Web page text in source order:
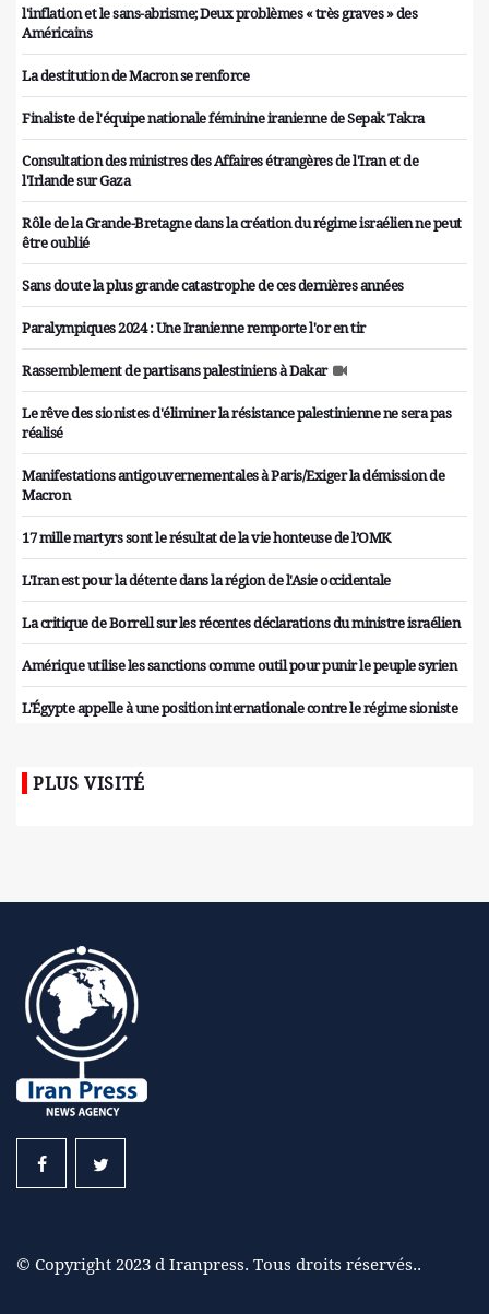
l'inflation et le sans-abrisme; Deux problèmes « très graves » des
Américains
La destitution de Macron se renforce
Finaliste de l'équipe nationale féminine iranienne de Sepak Takra
Consultation des ministres des Affaires étrangères de l'Iran et de
l'Irlande sur Gaza
Rôle de la Grande-Bretagne dans la création du régime israélien ne peut
être oublié
Sans doute la plus grande catastrophe de ces dernières années
Paralympiques 2024 : Une Iranienne remporte l'or en tir
Rassemblement de partisans palestiniens à Dakar
Le rêve des sionistes d'éliminer la résistance palestinienne ne sera pas
réalisé
Manifestations antigouvernementales à Paris/Exiger la démission de
Macron
17 mille martyrs sont le résultat de la vie honteuse de l’OMK
L'Iran est pour la détente dans la région de l'Asie occidentale
La critique de Borrell sur les récentes déclarations du ministre israélien
Amérique utilise les sanctions comme outil pour punir le peuple syrien
L'Égypte appelle à une position internationale contre le régime sioniste
PLUS VISITÉ
© Copyright 2023 d Iranpress. Tous droits réservés..